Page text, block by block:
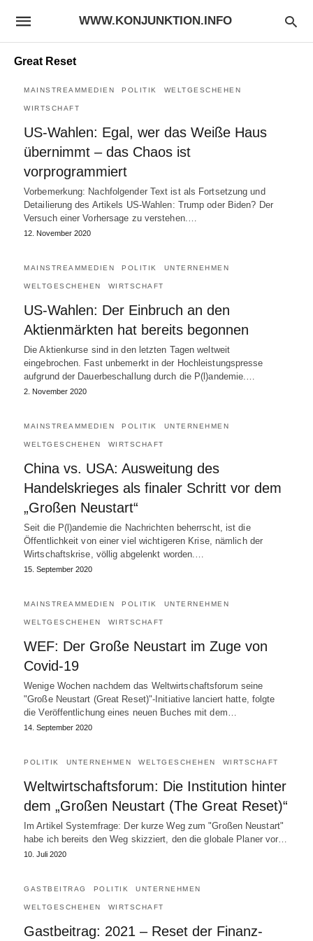
WWW.KONJUNKTION.INFO
Great Reset
MAINSTREAMMEDIEN POLITIK WELTGESCHEHEN
WIRTSCHAFT
US-Wahlen: Egal, wer das Weiße Haus
übernimmt – das Chaos ist
vorprogrammiert
Vorbemerkung: Nachfolgender Text ist als Fortsetzung und
Detailierung des Artikels US-Wahlen: Trump oder Biden? Der
Versuch einer Vorhersage zu verstehen.…
12. November 2020
MAINSTREAMMEDIEN POLITIK UNTERNEHMEN
WELTGESCHEHEN WIRTSCHAFT
US-Wahlen: Der Einbruch an den
Aktienmärkten hat bereits begonnen
Die Aktienkurse sind in den letzten Tagen weltweit
eingebrochen. Fast unbemerkt in der Hochleistungspresse
aufgrund der Dauerbeschallung durch die P(l)andemie.…
2. November 2020
MAINSTREAMMEDIEN POLITIK UNTERNEHMEN
WELTGESCHEHEN WIRTSCHAFT
China vs. USA: Ausweitung des
Handelskrieges als finaler Schritt vor dem
„Großen Neustart“
Seit die P(l)andemie die Nachrichten beherrscht, ist die
Öffentlichkeit von einer viel wichtigeren Krise, nämlich der
Wirtschaftskrise, völlig abgelenkt worden.…
15. September 2020
MAINSTREAMMEDIEN POLITIK UNTERNEHMEN
WELTGESCHEHEN WIRTSCHAFT
WEF: Der Große Neustart im Zuge von
Covid-19
Wenige Wochen nachdem das Weltwirtschaftsforum seine
"Große Neustart (Great Reset)"-Initiative lanciert hatte, folgte
die Veröffentlichung eines neuen Buches mit dem…
14. September 2020
POLITIK UNTERNEHMEN WELTGESCHEHEN WIRTSCHAFT
Weltwirtschaftsforum: Die Institution hinter
dem „Großen Neustart (The Great Reset)“
Im Artikel Systemfrage: Der kurze Weg zum "Großen Neustart"
habe ich bereits den Weg skizziert, den die globale Planer vor…
10. Juli 2020
GASTBEITRAG POLITIK UNTERNEHMEN
WELTGESCHEHEN WIRTSCHAFT
Gastbeitrag: 2021 – Reset der Finanz-